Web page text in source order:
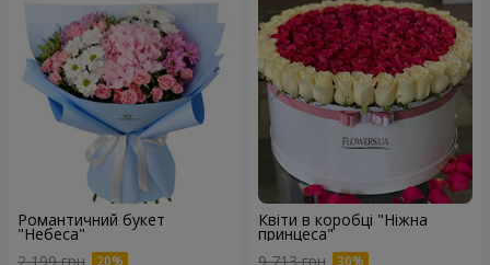
Романтичний букет
"Небеса"
Квіти в коробці "Ніжна
принцеса"